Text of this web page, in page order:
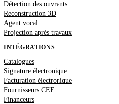
Détection des ouvrants
Reconstruction 3D
Agent vocal
Projection après travaux
INTÉGRATIONS
Catalogues
Signature électronique
Facturation électronique
Fournisseurs CEE
Financeurs